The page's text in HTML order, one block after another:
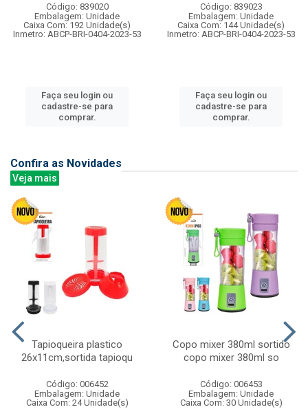
Código: 839020
Embalagem: Unidade
Caixa Com: 192 Unidade(s)
Inmetro: ABCP-BRI-0404-2023-53
Faça seu login ou
cadastre-se para
comprar.
Código: 839023
Embalagem: Unidade
Caixa Com: 144 Unidade(s)
Inmetro: ABCP-BRI-0404-2023-53
Faça seu login ou
cadastre-se para
comprar.
Confira as Novidades
Veja mais
Tapioqueira plastico
26x11cm,sortida tapioqu
Código: 006452
Embalagem: Unidade
Caixa Com: 24 Unidade(s)
Copo mixer 380ml sortido
copo mixer 380ml so
Código: 006453
Embalagem: Unidade
Caixa Com: 30 Unidade(s)